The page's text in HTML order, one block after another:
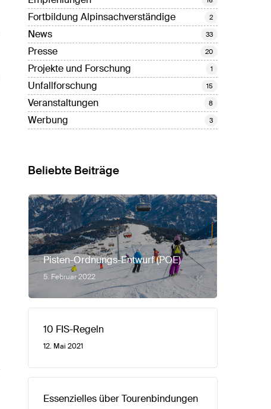
Fortbildung Alpinsachverständige 2
News 33
Presse 20
Projekte und Forschung 1
Unfallforschung 15
Veranstaltungen 8
Werbung 3
Beliebte Beiträge
Pisten-Ordnungs-Entwurf (POE)
5. Februar 2022
10 FIS-Regeln
12. Mai 2021
Essenzielles über Tourenbindungen